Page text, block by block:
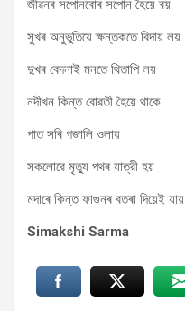
জীৱনৰ সপোনবোৰ সপোন হৈয়ে ৰয়
সুখৰ অনুভুতিয়ে ক্ষন্তকতে বিদায় লয়
দুখৰ বেদনাই মনতে থিতাপি লয়
নদীখন কিন্ত বোৱতী হৈয়ে থাকে
পাত সৰি গজালি ওলায়
সকলোৱে মৃত্যু পথৰ যাত্রী হয়
মদাৰে কিন্ত ফাগুনৰ বতৰা দিয়েই যায়
Simakshi Sarma